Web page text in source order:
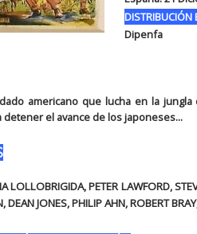
DISTRIBUCIÓN
Dipenfa
americano que lucha en la
el avance de los japoneses...
LOLLOBRIGIDA, PETER LAWFORD,
DEAN JONES, PHILIP AHN, ROBERT